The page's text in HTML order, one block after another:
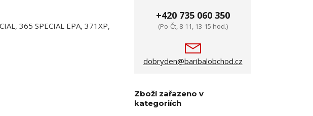
365 SPECIAL EPA, 371XP,
+420 735 060 350
(Po-Čt, 8-11, 13-15 hod.)
dobryden@baribalobchod.cz
Zboží zařazeno v
kategoriích